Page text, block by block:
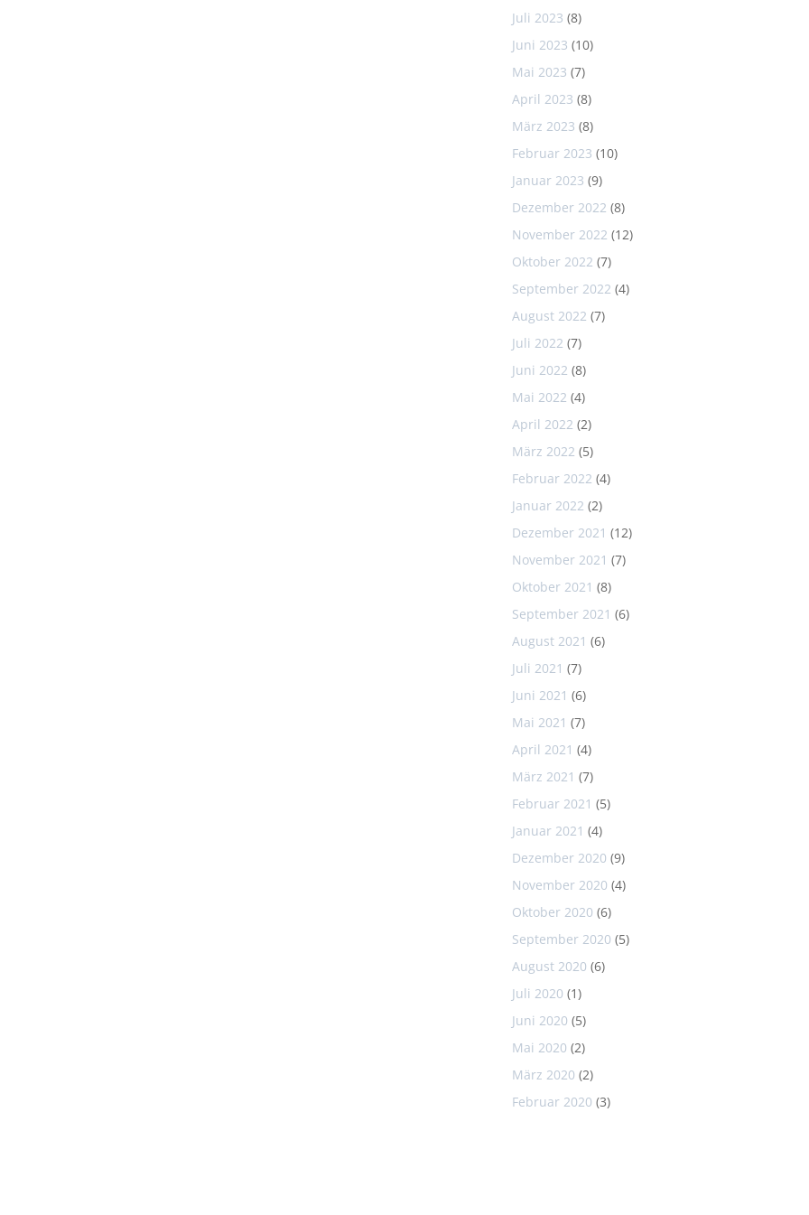
Juli 2023 (8)
Juni 2023 (10)
Mai 2023 (7)
April 2023 (8)
März 2023 (8)
Februar 2023 (10)
Januar 2023 (9)
Dezember 2022 (8)
November 2022 (12)
Oktober 2022 (7)
September 2022 (4)
August 2022 (7)
Juli 2022 (7)
Juni 2022 (8)
Mai 2022 (4)
April 2022 (2)
März 2022 (5)
Februar 2022 (4)
Januar 2022 (2)
Dezember 2021 (12)
November 2021 (7)
Oktober 2021 (8)
September 2021 (6)
August 2021 (6)
Juli 2021 (7)
Juni 2021 (6)
Mai 2021 (7)
April 2021 (4)
März 2021 (7)
Februar 2021 (5)
Januar 2021 (4)
Dezember 2020 (9)
November 2020 (4)
Oktober 2020 (6)
September 2020 (5)
August 2020 (6)
Juli 2020 (1)
Juni 2020 (5)
Mai 2020 (2)
März 2020 (2)
Februar 2020 (3)